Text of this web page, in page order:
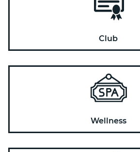
Club
Wellness